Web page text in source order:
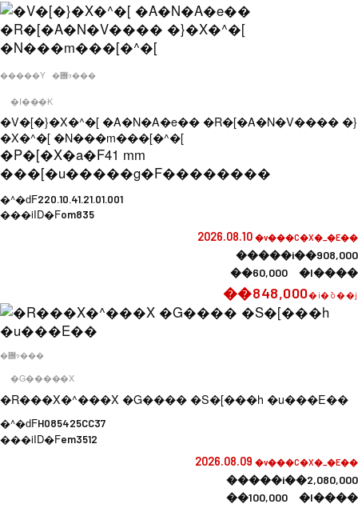
�����Y �݌ɂ���
�I���K
�V�[�}�X�^�[ �A�N�A�e�� �R�[�A�N�V���� �}
�X�^�[ �N���m���[�^�[
�P�[�X�a�F41 mm
���[�u�����g�F��������
�^�ԁF220.10.41.21.01.001
���iID�Fom835
2026.08.10 �v���C�X�_�E��
�����i��908,000
��60,000 �l����
��848,000�i�ō��j
�݌ɂ���
�G�����X
�R���X�^���X �G���� �S�[���h �u���E��
�^�ԁFH085425CC37
���iID�Fem3512
2026.08.09 �v���C�X�_�E��
�����i��2,080,000
��100,000 �l����